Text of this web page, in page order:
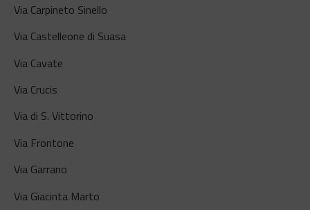
Via Carpineto Sinello
Via Castelleone di Suasa
Via Cavate
Via Crucis
Via di S. Vittorino
Via Frontone
Via Garrano
Via Giacinta Marto